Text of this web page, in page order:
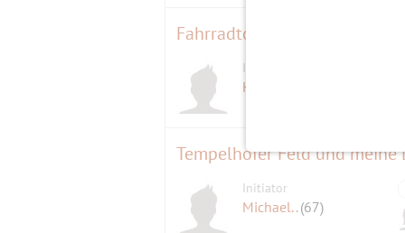
Fahrradtour Kleiner Wannsee,
Initiator
KurtBer
Tempelhofer Feld und meine
Initiator
Michael..(67)